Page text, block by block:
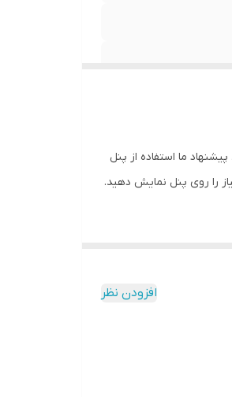
ما استفاده از پنل
را روی پنل نمایش دهید.
افزودن نظر